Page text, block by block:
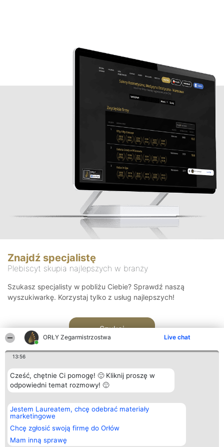
ORŁY Zegarmistrzostwa Live chat
13:56
Cześć, chętnie Ci pomogę! 🙂 Kliknij proszę w
odpowiedni temat rozmowy! 🙂
Jestem Laureatem, chcę odebrać materiały
marketingowe
Chcę zgłosić swoją firmę do Orłów
Mam inną sprawę
Znajdź specjalistę
Plebiscyt skupia najlepszych w branży
Szukasz specjalisty w pobliżu Ciebie? Sprawdź naszą
wyszukiwarkę. Korzystaj tylko z usług najlepszych!
Szukaj
Organizator plebiscytu
Bright Side Solutions sp. z o.
o. sp. k.
ul. Ruska 22
Wrocław 50-079
KRS 0000749100 | Regon
Plebiscyt
Laureaci
wszystkich
Laureatów
Kontakt
Kontakt